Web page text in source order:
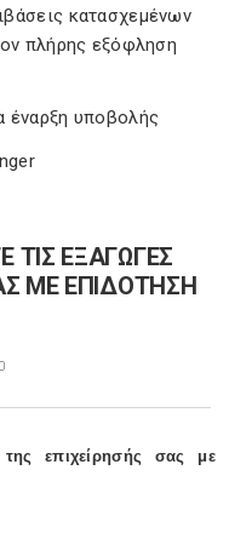
κατασχεμένων
πλήρης εξόφληση
έναρξη υποβολής
ΕΞΑΓΩΓΕΣ
ΜΕ ΕΠΙΔΟΤΗΣΗ
επιχείρησής σας με